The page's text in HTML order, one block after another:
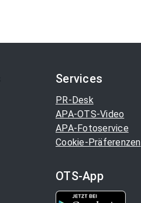
Services
PR-Desk
APA-OTS-Video
APA-Fotoservice
Cookie-Präferenzen
OTS-App